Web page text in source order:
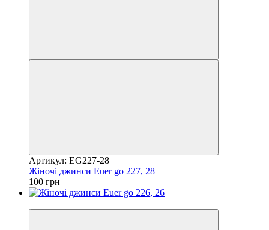
Артикул: EG227-28
Жіночі джинси Euer go 227, 28
100 грн